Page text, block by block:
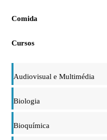
Comida
Cursos
Audiovisual e Multimédia
Biologia
Bioquímica